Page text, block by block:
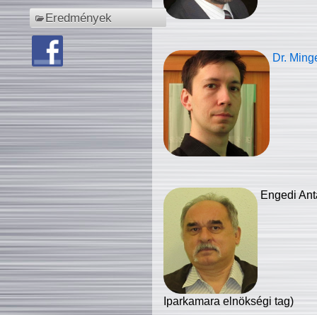
Eredmények
Dr.
Engedi
Iparkamara elnökségi tag)